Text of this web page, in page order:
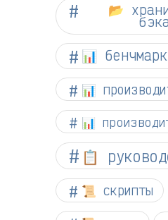
📂
📊
📊
📊
📋
📜 скрипты